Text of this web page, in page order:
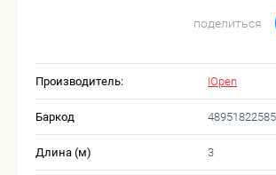
поделиться
Производитель: IOpen
Баркод
Длина (м) 3